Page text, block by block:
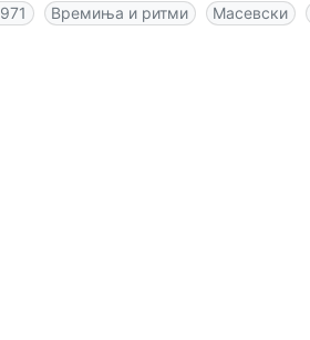
Времиња и ритми Масевски